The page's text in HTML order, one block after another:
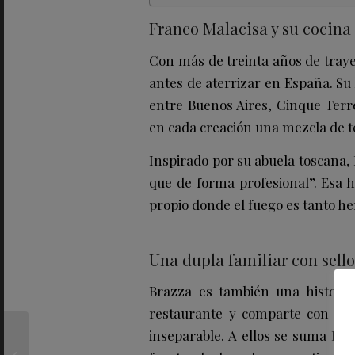
Franco Malacisa y su
Con más de treinta años de
antes de aterrizar en España.
entre Buenos Aires, Cinque
en cada creación una mezcla de
Inspirado por su abuela toscana,
que de forma profesional”.
propio donde el fuego es tanto
Una dupla familiar con
Brazza es también una
restaurante y comparte con
inseparable. A ellos se suma